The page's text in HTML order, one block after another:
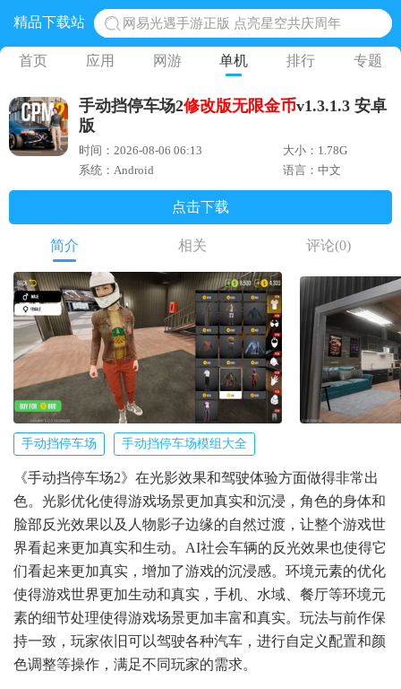
精品下载站
网易光遇手游正版 点亮星空共庆周年
黎明觉醒生机腾讯正版 黎明觉醒生机国际服
蛋仔派对下载 蛋仔派对体验服
奥特曼王者传奇 正版奥特曼游戏
首页 应用 网游 单机 排行 专题
手动挡停车场2修改版无限金币v1.3.1.3 安卓
版
时间：2026-08-06 06:13
大小：1.78G
系统：Android
语言：中文
点击下载
简介 相关 评论(0)
手动挡停车场 手动挡停车场模组大全
《手动挡停车场2》在光影效果和驾驶体验方面做得非常出
色。光影优化使得游戏场景更加真实和沉浸，角色的身体和
脸部反光效果以及人物影子边缘的自然过渡，让整个游戏世
界看起来更加真实和生动。AI社会车辆的反光效果也使得它
们看起来更加真实，增加了游戏的沉浸感。环境元素的优化
使得游戏世界更加生动和真实，手机、水域、餐厅等环境元
素的细节处理使得游戏场景更加丰富和真实。玩法与前作保
持一致，玩家依旧可以驾驶各种汽车，进行自定义配置和颜
色调整等操作，满足不同玩家的需求。